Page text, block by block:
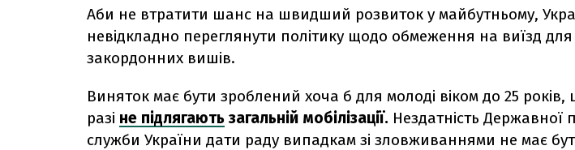
Аби не втратити шанс на швидший розвиток у майбутньому,
невідкладно переглянути політику щодо обмеження на виїзд для
закордонних вишів.
Виняток має бути зроблений хоча б для молоді віком до 25
разі не підлягають загальній мобілізації. Нездатність Державної
служби України дати раду випадкам зі зловживаннями не має